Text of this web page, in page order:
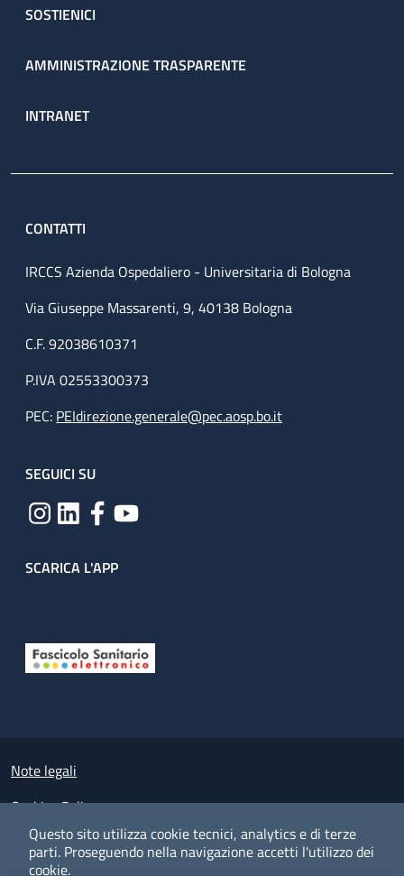
Questo sito utilizza cookie tecnici, analytics e di terze
parti. Proseguendo nella navigazione accetti l'utilizzo dei
cookie.
SOSTIENICI
AMMINISTRAZIONE TRASPARENTE
INTRANET
CONTATTI
IRCCS Azienda Ospedaliero - Universitaria di Bologna
Via Giuseppe Massarenti, 9, 40138 Bologna
C.F. 92038610371
P.IVA 02553300373
PEC: PEIdirezione.generale@pec.aosp.bo.it
SEGUICI SU
SCARICA L'APP
Small prints
Note legali
Cookies Policy
Policy privacy e protezione del dato personale